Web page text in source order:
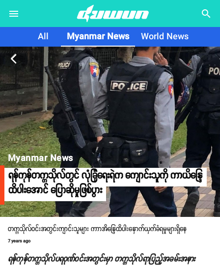
search
All Myanmar News World News
arrow_back_ios
Myanmar News
ရန်ကုန်တက္ကသိုလ်တွင် လုံခြုံရေးရဲက ကျောင်းသူကို ကာယိန္ဒြေ
ထိပါးအောင် ပြောဆိုမှုဖြစ်ပွား
တက္ကသိုလ်ဝင်းအတွင်းကျာင်းသူများ ကာာအိန္ဒြေထိပါးနှောက်ယှက်ခံရမှုများရှိနေ
7 years ago
ရန်ကုန်တက္ကသိုလ်ပရဝုဏ်ဝင်းအတွင်းမှာ တက္ကသိုလ်ရာပြည့်အခမ်းအနား